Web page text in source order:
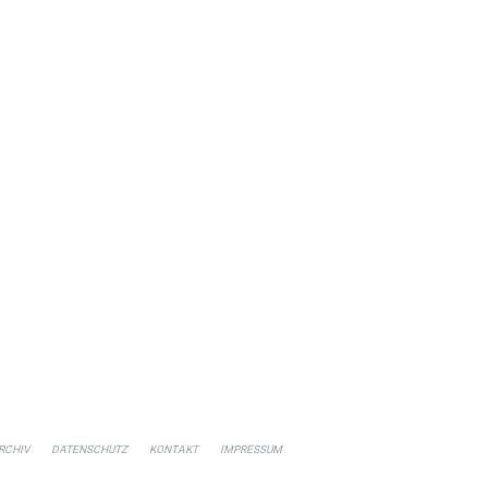
DATENSCHUTZ KONTAKT IMPRESSUM